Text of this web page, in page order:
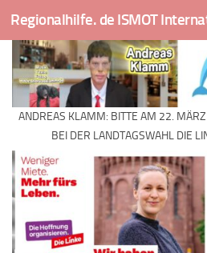
Skip to content
ANDREAS KLAMM: BITTE AM 22.
BEI DER LANDTAGSWAHL DIE